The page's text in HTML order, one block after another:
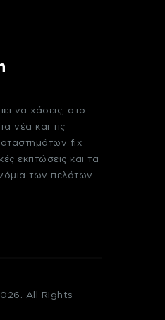
να χάσεις, στο
νέα και τις
fix
εκπτώσεις και τα
των πελάτων
All Rights